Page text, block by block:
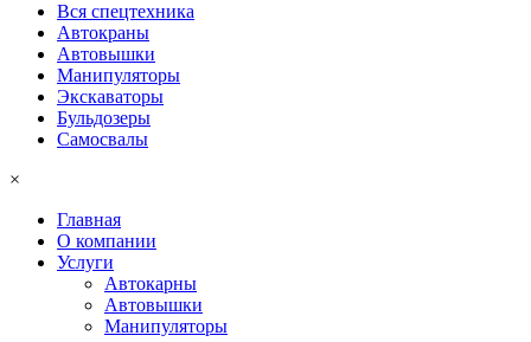
Вся спецтехника
Автокраны
Автовышки
Манипуляторы
Экскаваторы
Бульдозеры
Самосвалы
×
Главная
О компании
Услуги
Автокарны
Автовышки
Манипуляторы